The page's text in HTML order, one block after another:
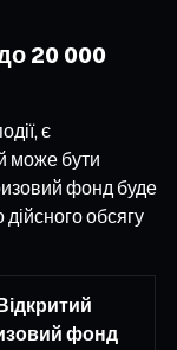
20 000
є
може бути
фонд буде
дійсного обсягу
фонд